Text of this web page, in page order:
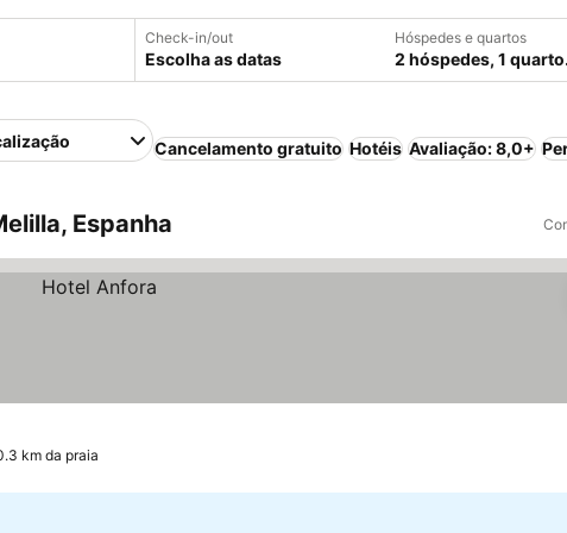
Check-in/out
Escolha as datas
Hóspedes e quartos
2 hóspedes, 1 quarto.
Cancelamento gratuito Hotéis Avaliação: 8,0+
Espanha
km da praia